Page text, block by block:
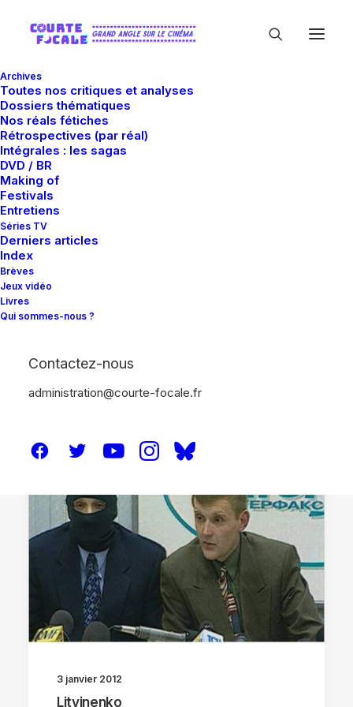
Archives
Toutes nos critiques et analyses
Dossiers thématiques
Nos réals fétiches
Rétrospectives (par réal)
Intégrales : les sagas
DVD / BR
Making of
Festivals
Entretiens
Séries TV
Derniers articles
Index
Brèves
Jeux vidéo
Livres
Qui sommes-nous ?
Contactez-nous
administration@courte-focale.fr
3 janvier 2012
Litvinenko